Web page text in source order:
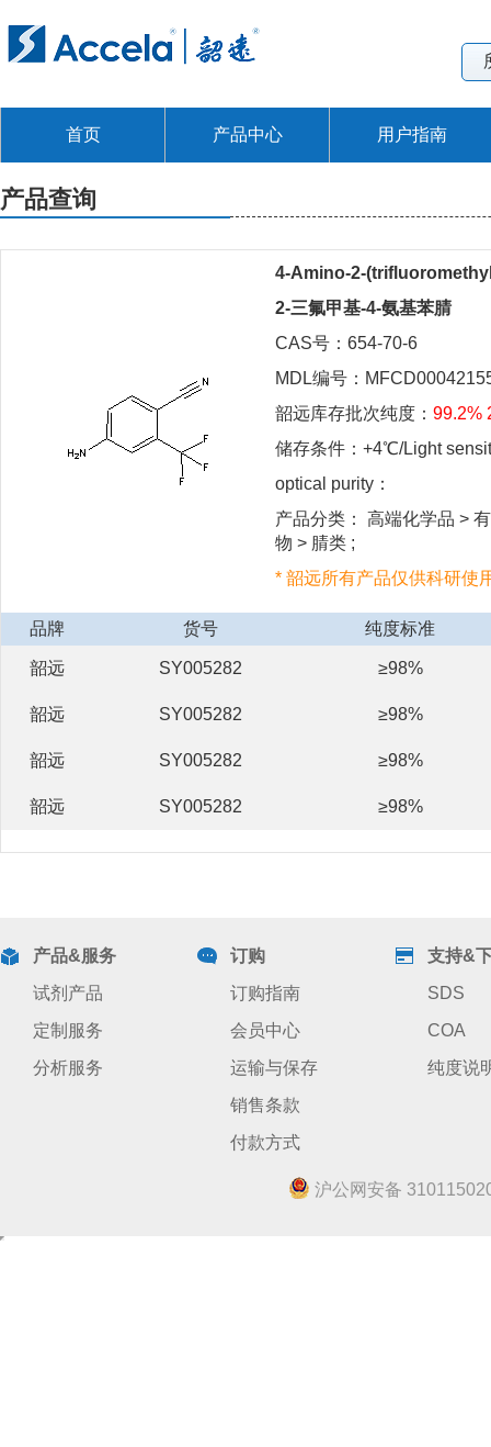
首页 产品中心 用户指南
产品查询
4-Amino-2-
2-三氟甲基-4-氨基苯腈
CAS号：654-70-6
MDL编号：
韶远库存批次纯度： 99.2%
储存条件：+4℃/Light
optical purity：
产品分类： 高端化学品 >
物 > 腈类 ;
* 韶远所有产品仅供科研使
品牌 货号 纯度标准
韶远 SY005282 ≥98%
韶远 SY005282 ≥98%
韶远 SY005282 ≥98%
韶远 SY005282 ≥98%
产品&服务
试剂产品
定制服务
分析服务
订购
订购指南
会员中心
运输与保存
销售条款
付款方式
支持&
SDS
COA
纯度说
沪公网安备